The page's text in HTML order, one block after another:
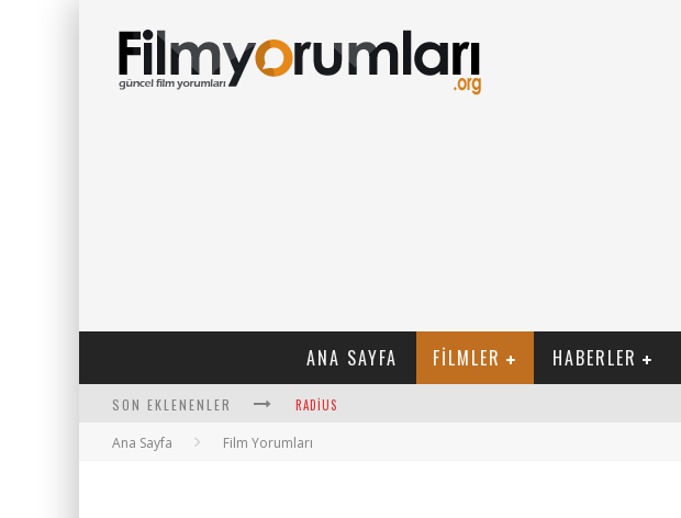
ANA SAYFA FILMLER HABERLER
SON EKLENENLER FILMLABS.CO ILE İNGILIZCE ALTYAZILI FILM İZLE
BAYANLARIN SOHBET NUMARALARINI NEREDEN BULURUM
Ana Sayfa Film Yorumları